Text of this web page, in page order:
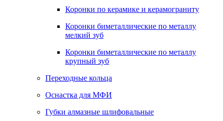
Коронки по керамике и керамограниту
Коронки биметаллические по металлу
мелкий зуб
Коронки биметаллические по металлу
крупный зуб
Переходные кольца
Оснастка для МФИ
Губки алмазные шлифовальные